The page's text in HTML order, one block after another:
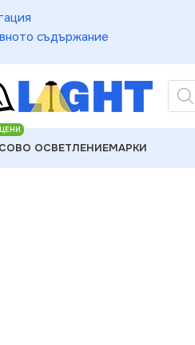
съдържание
ОСВЕТЛЕНИЕМАРКИ